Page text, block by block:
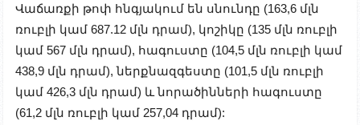
Վաճառքի թոփ հնգյակում են սնունդը (163,6 մլն
ռուբլի կամ 687.12 մլն դրամ), կոշիկը (135 մլն ռուբլի
կամ 567 մլն դրամ), հագուստը (104,5 մլն ռուբլի կամ
438,9 մլն դրամ), ներքնազգեստը (101,5 մլն ռուբլի
կամ 426,3 մլն դրամ) և նորածինների հագուստը
(61,2 մլն ռուբլի կամ 257,04 դրամ):